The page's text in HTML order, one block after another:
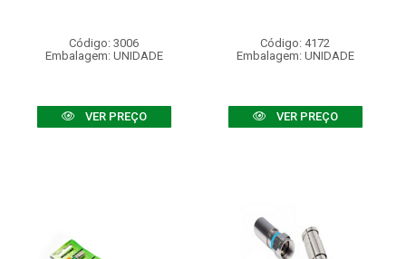
Código: 3006
Embalagem: UNIDADE
VER PREÇO
Código: 4172
Embalagem: UNIDADE
VER PREÇO